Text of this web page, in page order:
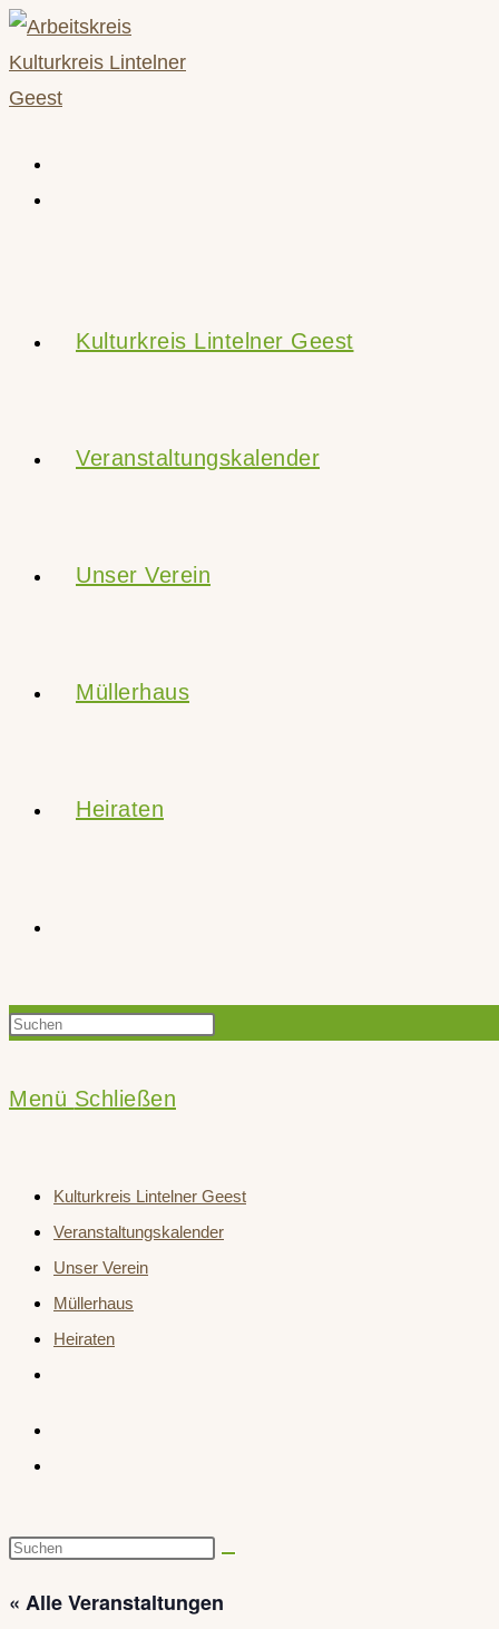
Zum
Inhalt
springen
Kulturkreis Lintelner Geest
Veranstaltungskalender
Unser Verein
Müllerhaus
Heiraten
Suche
Press
search
panel.
Menü Schließen
Kulturkreis Lintelner Geest
Veranstaltungskalender
Unser Verein
Müllerhaus
Heiraten
Diese
durchsuchen
« Alle Veranstaltungen